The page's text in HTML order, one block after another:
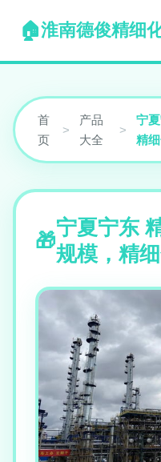
淮南德俊精细
首
页
>
产品
大全
>
宁
精
宁夏宁东
规模，精